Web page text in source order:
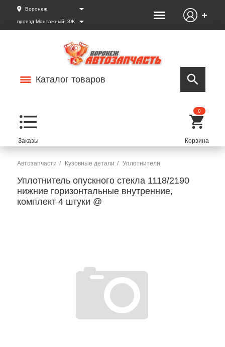
Воронеж
проезд Монтажный, 3Ж
Каталог товаров
0
Автозапчасти Кузовные детали Уплотнители
Уплотнитель опускного стекла 1118/2190
нижние горизонтальные внутренние,
комплект 4 штуки @